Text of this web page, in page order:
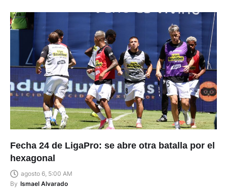
Fecha 24 de LigaPro: se abre otra batalla por el
hexagonal
agosto 6, 5:00 AM
By Ismael Alvarado